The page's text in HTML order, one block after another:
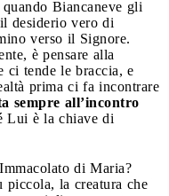
Biancaneve gli
desiderio vero di
verso il Signore.
è pensare alla
ci tende le braccia, e
prima ci fa incontrare
sempre all’incontro
Lui è la chiave di
di Maria?
piccola, la creatura che